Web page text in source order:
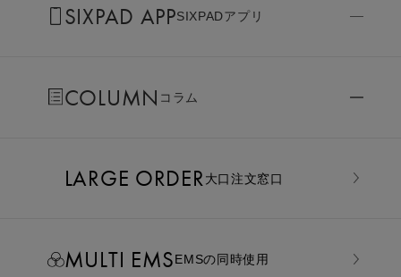
SIXPAD APPSIXPADアプリ
COLUMN コラム
LARGE ORDER⼤⼝注⽂窓⼝
MULTI EMSEMSの同時使用